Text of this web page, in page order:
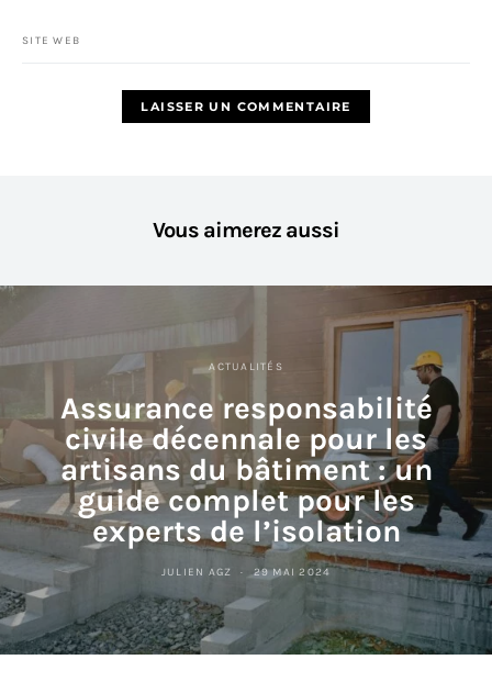
SITE WEB
Vous aimerez aussi
ACTUALITÉS
Assurance responsabilité
civile décennale pour les
artisans du bâtiment : un
guide complet pour les
experts de l’isolation
JULIEN AGZ 29 MAI 2024